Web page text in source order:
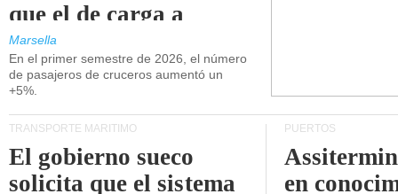
que el de carga a
granel está
disminuyendo.
Marsella
En el primer semestre de 2026, el número
de pasajeros de cruceros aumentó un
+5%.
TRANSPORTE MARÍTIMO
El gobierno sueco
solicita que el sistema
PUERTOS
en